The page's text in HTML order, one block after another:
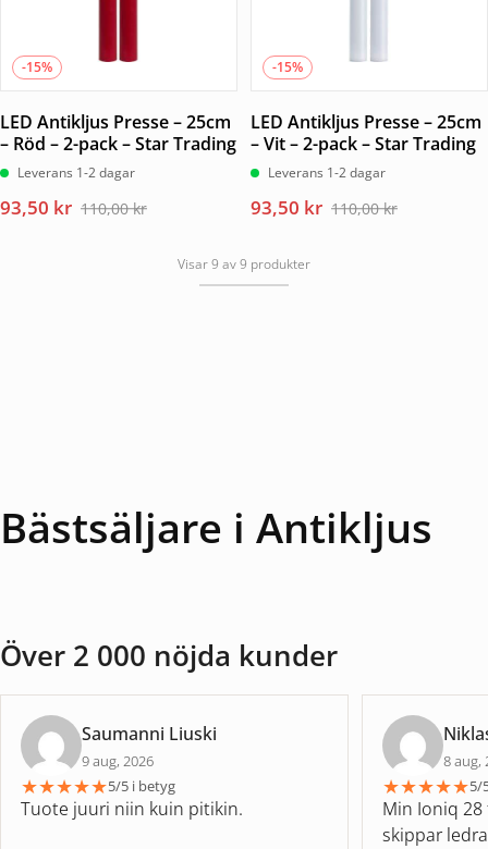
-15%
LED Antikljus Presse – 25cm
– Röd – 2-pack – Star Trading
Leverans 1-2 dagar
110,00kr
Det
93,50 kr
Det
-15%
LED Antikljus Presse – 25cm
– Vit – 2-pack – Star Trading
Leverans 1-2 dagar
110,00kr
Det
priset
var:
93,50 kr
Det
priset
är:
Visar 9 av 9 produkter
Bästsäljare i Antikljus
Över 2 000 nöjda kunder
Saumanni Liuski
9 aug, 2026
★★★★★5/5 i betyg
Tuote juuri niin kuin pitikin.
8 aug,
★★★★★5/
Min Ioniq
skippar